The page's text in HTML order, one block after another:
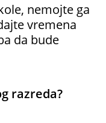
nemojte ga
vremena
da bude
razreda?